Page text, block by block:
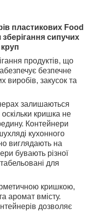
пластикових Food
сипучих
продуктів, що
безпечне
виробів, закусок та
залишаються
кришка не
Контейнери
кухонного
виглядають на
бувають різної
для
кришкою,
аромат вмісту.
дозволяє